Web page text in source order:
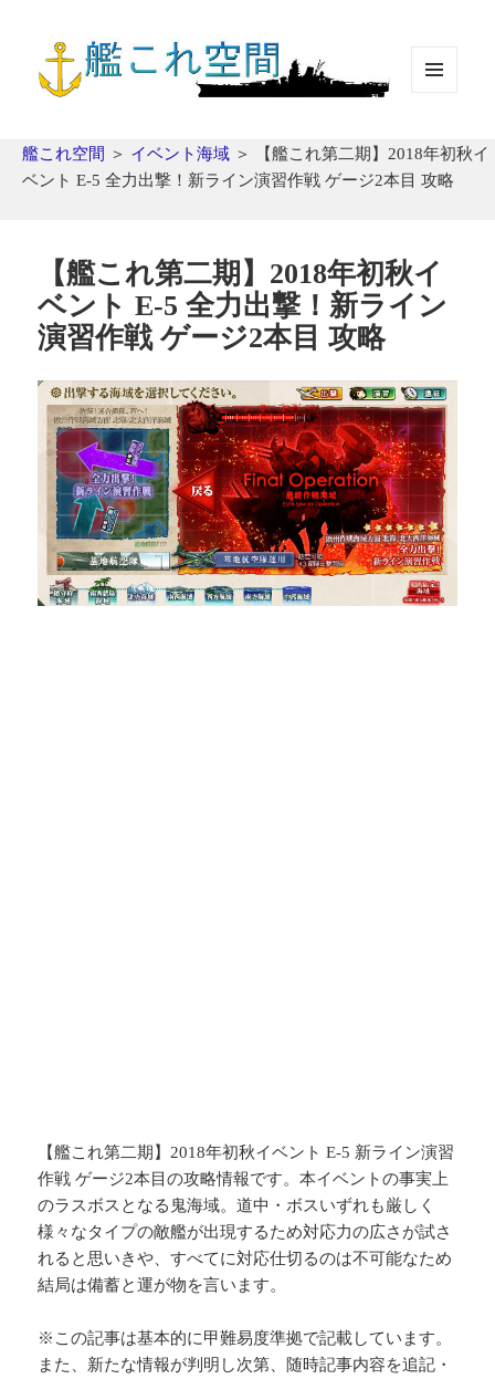
ィジェ
ット
艦これ空間 ＞ イベント海域 ＞
【艦これ第二期】2018年初秋イ
ベント E-5 全力出撃！新ライン演習作戦 ゲージ2本目 攻略
【艦これ第二期】2018年初秋イ
ベント E-5 全力出撃！新ライン
演習作戦 ゲージ2本目 攻略
【艦これ第二期】2018年初秋イベント E-5 新ライン演習
作戦 ゲージ2本目の攻略情報です。本イベントの事実上
のラスボスとなる鬼海域。道中・ボスいずれも厳しく
様々なタイプの敵艦が出現するため対応力の広さが試さ
れると思いきや、すべてに対応仕切るのは不可能なため
結局は備蓄と運が物を言います。
※この記事は基本的に甲難易度準拠で記載しています。
また、新たな情報が判明し次第、随時記事内容を追記・